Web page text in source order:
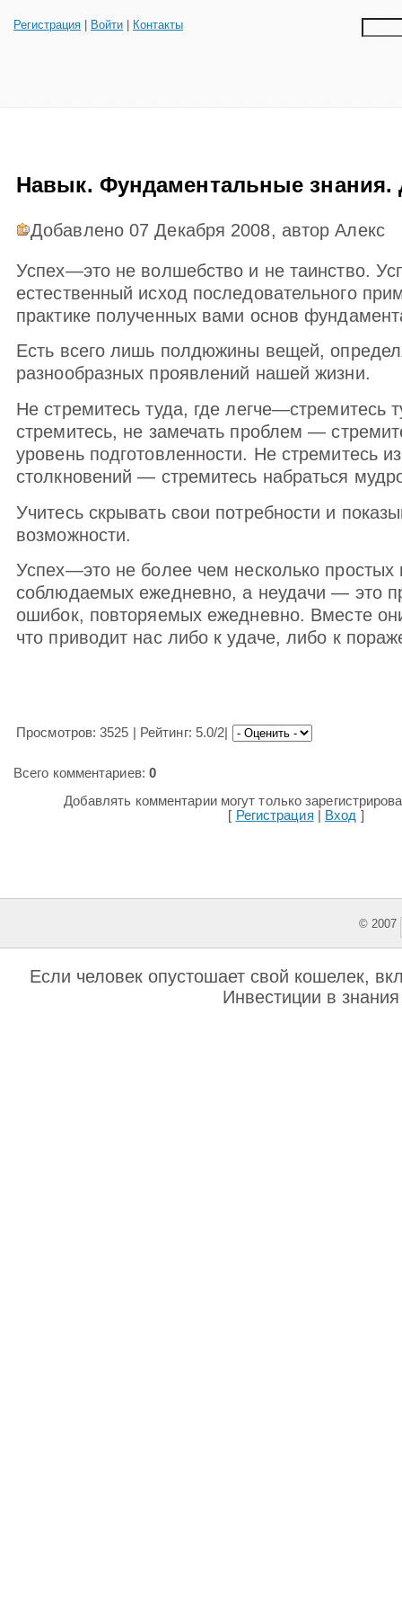
Регистрация Войти Контакты
Навык. Фундаментальные
Добавлено 07 Декабря 2008, автор
Успех—это не волшебство и не таинство.
естественный исход последовательного
практике полученных вами основ
Есть всего лишь полдюжины вещей,
разнообразных проявлений нашей жизни.
Не стремитесь туда, где легче—стремитесь
стремитесь, не замечать проблем —
уровень подготовленности. Не стремитесь
столкновений — стремитесь набраться
Учитесь скрывать свои потребности и
возможности.
Успех—это не более чем несколько простых
соблюдаемых ежедневно, а неудачи — это
ошибок, повторяемых ежедневно. Вместе
что приводит нас либо к удаче, либо к
Просмотров: 3525 | Рейтинг: 5.0/2|
Всего комментариев: 0
Добавлять комментарии могут только
[ Регистрация Вход ]
© 2007
Если человек опустошает свой кошелек,
Инвестиции в